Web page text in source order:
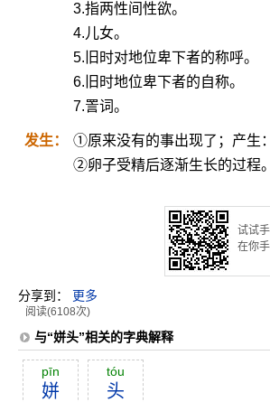
3.指两性间性欲。
4.儿女。
5.旧时对地位卑下者的称呼。
6.旧时地位卑下者的自称。
7.詈词。
发生：
①原来没有的事出现了；产生
②卵子受精后逐渐生长的过程。
试试
在你
分享到： 更多
阅读(6108次)
与“姘头”相关的字典解释
pīn
姘
tóu
头